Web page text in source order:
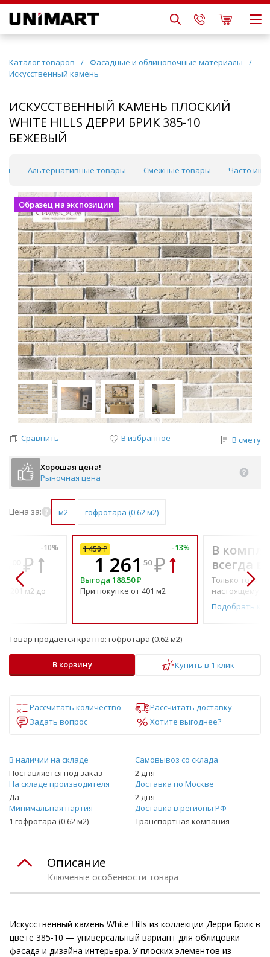
Каталог товаров / Фасадные и облицовочные материалы
/
Искусственный камень
ИСКУССТВЕННЫЙ КАМЕНЬ ПЛОСКИЙ
WHITE HILLS ДЕРРИ БРИК 385-10
БЕЖЕВЫЙ
Альтернативные товары Смежные товары Часто
Образец на экспозиции
Сравнить В избранное В смету
Хорошая цена!
Рыночная цена
Цена за: м2 гофротара (0.62 м2)
-10%
₽
201 м2 до
1 450₽ -13%
1 261 50 ₽
Выгода 188.50₽
При покупке от 401 м2
В
всегда
Только то, что
настоящему
Подобрать
Товар продается кратно: гофротара (0.62 м2)
В корзину Купить в 1 клик
Рассчитать количество
Рассчитать доставку
Задать вопрос
Хотите выгоднее?
В наличии на складе
Поставляется под заказ
Самовывоз со склада
2 дня
На складе производителя
Да
Доставка по Москве
2 дня
Минимальная партия
1 гофротара (0.62 м2)
Доставка в регионы РФ
Транспортная компания
Ключевые особенности товара
Описание
Искусственный камень White Hills из коллекции Дерри Брик в
цвете 385-10 — универсальный вариант для облицовки
фасада и дизайна интерьера. У плоских элементов из